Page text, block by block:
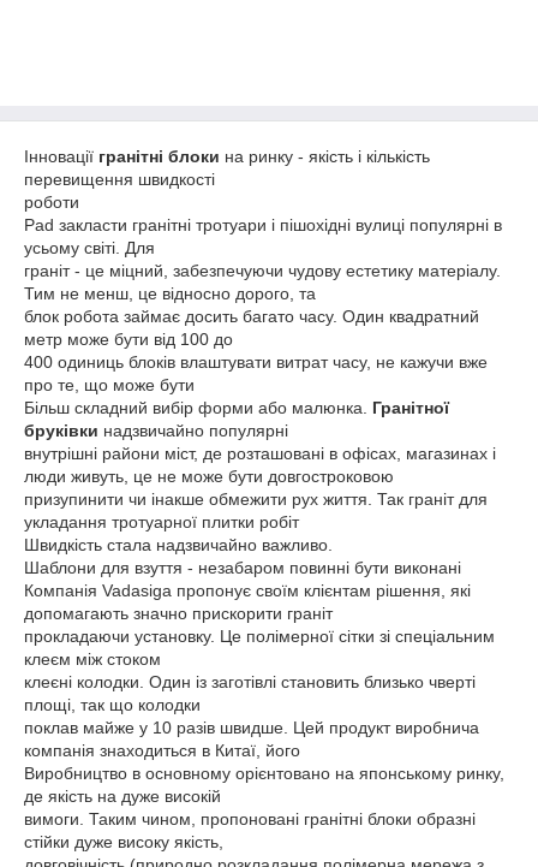
Інновації гранітні блоки на ринку - якість і кількість
перевищення швидкості
роботи
Pad закласти гранітні тротуари і пішохідні вулиці популярні в
усьому світі. Для
граніт - це міцний, забезпечуючи чудову естетику матеріалу.
Тим не менш, це відносно дорого, та
блок робота займає досить багато часу. Один квадратний
метр може бути від 100 до
400 одиниць блоків влаштувати витрат часу, не кажучи вже
про те, що може бути
Більш складний вибір форми або малюнка. Гранітної
бруківки надзвичайно популярні
внутрішні райони міст, де розташовані в офісах, магазинах і
люди живуть, це не може бути довгостроковою
призупинити чи інакше обмежити рух життя. Так граніт для
укладання тротуарної плитки робіт
Швидкість стала надзвичайно важливо.
Шаблони для взуття - незабаром повинні бути виконані
Компанія Vadasiga пропонує своїм клієнтам рішення, які
допомагають значно прискорити граніт
прокладаючи установку. Це полімерної сітки зі спеціальним
клеєм між стоком
клеєні колодки. Один із заготівлі становить близько чверті
площі, так що колодки
поклав майже у 10 разів швидше. Цей продукт виробнича
компанія знаходиться в Китаї, його
Виробництво в основному орієнтовано на японському ринку,
де якість на дуже високій
вимоги. Таким чином, пропоновані гранітні блоки образні
стійки дуже високу якість,